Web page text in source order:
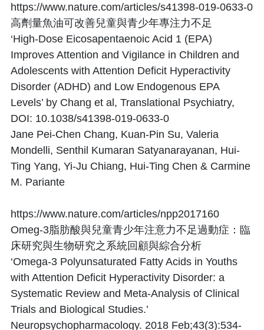
https://www.nature.com/articles/s41398-019-0633-0
高劑量魚油可改善兒童與青少年專注力不足
‘High-Dose Eicosapentaenoic Acid 1 (EPA)
Improves Attention and Vigilance in Children and
Adolescents with Attention Deficit Hyperactivity
Disorder (ADHD) and Low Endogenous EPA
Levels’ by Chang et al, Translational Psychiatry,
DOI: 10.1038/s41398-019-0633-0
Jane Pei-Chen Chang, Kuan-Pin Su, Valeria
Mondelli, Senthil Kumaran Satyanarayanan, Hui-
Ting Yang, Yi-Ju Chiang, Hui-Ting Chen & Carmine
M. Pariante
https://www.nature.com/articles/npp2017160
Omeg-3脂肪酸與兒童青少年注意力不足過動症：臨
床研究與生物研究之系統回顧與綜合分析
‘Omega-3 Polyunsaturated Fatty Acids in Youths
with Attention Deficit Hyperactivity Disorder: a
Systematic Review and Meta-Analysis of Clinical
Trials and Biological Studies.’
Neuropsychopharmacology. 2018 Feb;43(3):534-